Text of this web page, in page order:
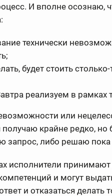
И вполне осознаю,
технически
будет стоить
реализуем в рамках
или
крайне редко, но
запрос, либо решаю пока
исполнители принимают
и могут
и отказаться делать